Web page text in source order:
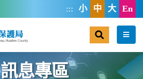
::: 小 中 大 En
選單
訊息專區